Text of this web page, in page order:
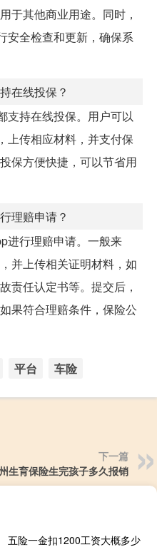
于其他商业用途。同时，
安全检查和更新，确保系
在线投保？
支持在线投保。用户可以
上传相应材料，并支付保
保方便快捷，可以节省用
理赔申请？
进行理赔申请。一般来
并上传相关证明材料，如
责任认定书等。提交后，
果符合理赔条件，保险公
平台 车险
下一篇
生育保险生完孩子多久报销
五险一金扣1200工资大概多少